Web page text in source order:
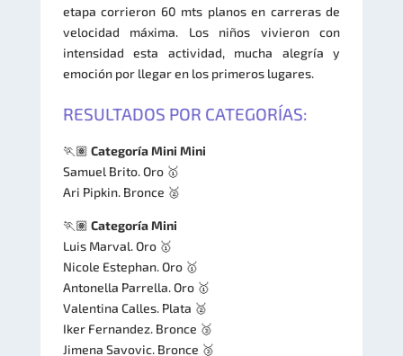
etapa corrieron 60 mts planos en carreras de
velocidad máxima. Los niños vivieron con
intensidad esta actividad, mucha alegría y
emoción por llegar en los primeros lugares.
RESULTADOS POR CATEGORÍAS:
🏃🏽 Categoría Mini Mini
Samuel Brito. Oro 🥇
Ari Pipkin. Bronce 🥈
🏃🏽 Categoría Mini
Luis Marval. Oro 🥇
Nicole Estephan. Oro 🥇
Antonella Parrella. Oro 🥇
Valentina Calles. Plata 🥈
Iker Fernandez. Bronce 🥉
Jimena Savovic. Bronce 🥉